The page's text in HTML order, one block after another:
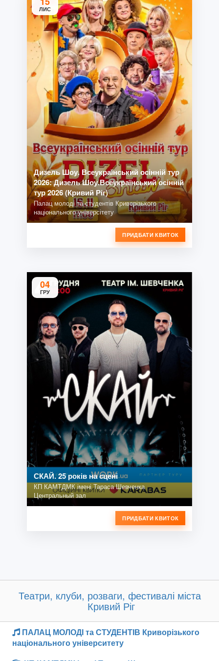
ЛИС
Дизель Шоу. Всеукраїнський осінній тур
2026: Дизель Шоу.Всеукраїнський осінній
тур 2026 (Кривий Ріг)
Палац молоді та студентів Криворізького
національного універсітету
ПРИДБАТИ КВИТОК
04
ГРУ
СКАЙ. 25 років на сцені
КП КАМТДМК імені Тараса Шевченка
Центральный зал
ПРИДБАТИ КВИТОК
Театри, клуби, розваги, фестивалі міста
Кривий Ріг
ПАЛАЦ МОЛОДІ та СТУДЕНТІВ Криворізького
національного університету